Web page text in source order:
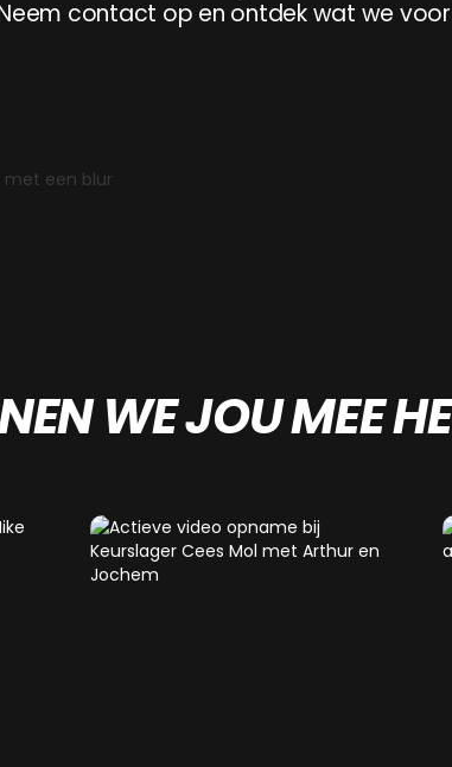
contact op en ontdekwat we voor
WE JOU MEE